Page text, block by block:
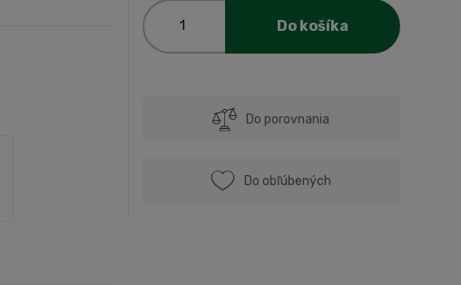
Do košíka
Do porovnania
Do obľúbených